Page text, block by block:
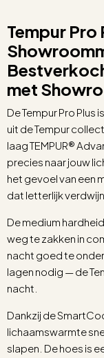
Tempur Pro
met
De Tempur Pro
uit de Tempur
laag TEMPUR®
precies naar jouw
het gevoel van een
dat letterlijk
De medium
weg te zakken in
nacht goed te
lagen nodig — de
nacht.
Dankzij de
lichaamswarmte
slapen. De hoes is